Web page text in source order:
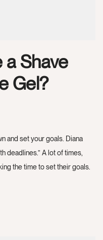
a Shave
Gel?
and set your goals. Diana
deadlines.” A lot of times,
the time to set their goals.